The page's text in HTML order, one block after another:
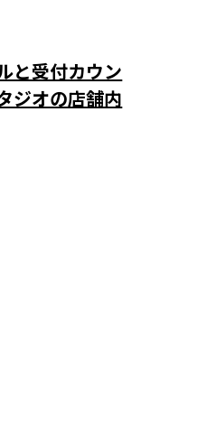
と受付カウン
ジオの店舗内